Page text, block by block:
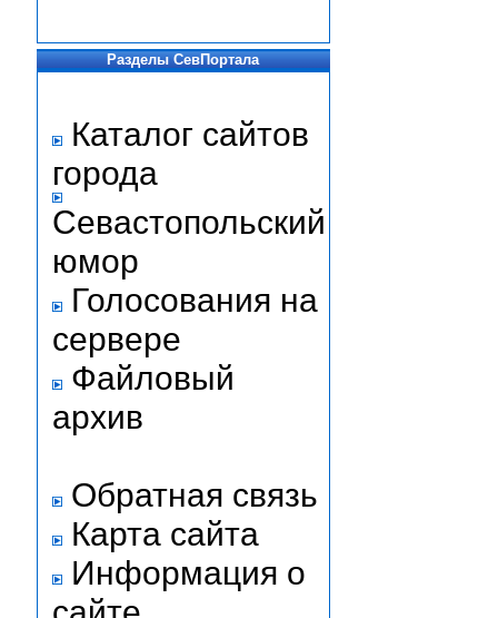
Разделы СевПортала
Каталог сайтов
города
Севастопольский
юмор
Голосования на
сервере
Файловый
архив
Обратная связь
Карта сайта
Информация о